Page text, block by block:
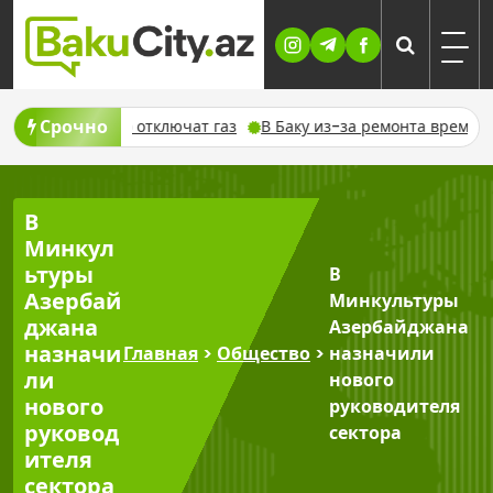
Skip
content
Срочно
отключат газ В Баку из-за ремонта временно
В
Минкул
ьтуры
Азербай
джана
назначи
ли
нового
руковод
ителя
сектора
Главная > Общество >
В
Минкультуры
Азербайджана
назначили
нового
руководителя
сектора